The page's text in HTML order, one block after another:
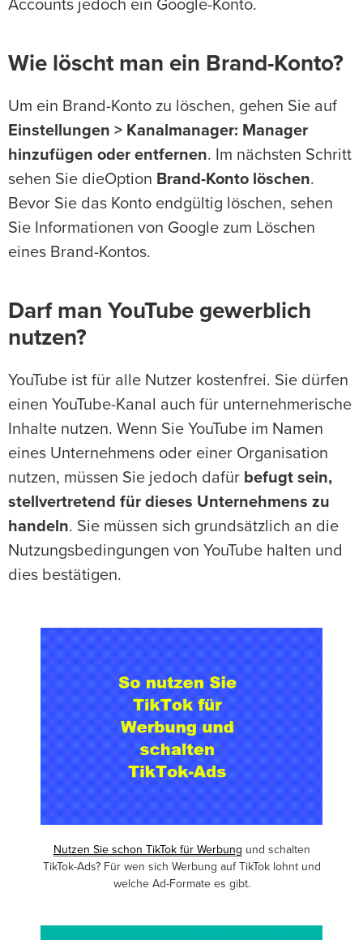
Accounts jedoch ein Google-Konto.
Wie löscht man ein Brand-Konto?
Um ein Brand-Konto zu löschen, gehen Sie auf
Einstellungen > Kanalmanager: Manager
hinzufügen oder entfernen. Im nächsten Schritt
sehen Sie dieOption Brand-Konto löschen.
Bevor Sie das Konto endgültig löschen, sehen
Sie Informationen von Google zum Löschen
eines Brand-Kontos.
Darf man YouTube gewerblich
nutzen?
YouTube ist für alle Nutzer kostenfrei. Sie dürfen
einen YouTube-Kanal auch für unternehmerische
Inhalte nutzen. Wenn Sie YouTube im Namen
eines Unternehmens oder einer Organisation
nutzen, müssen Sie jedoch dafür befugt sein,
stellvertretend für dieses Unternehmens zu
handeln. Sie müssen sich grundsätzlich an die
Nutzungsbedingungen von YouTube halten und
dies bestätigen.
Nutzen Sie schon TikTok für Werbung und schalten
TikTok-Ads? Für wen sich Werbung auf TikTok lohnt und
welche Ad-Formate es gibt.